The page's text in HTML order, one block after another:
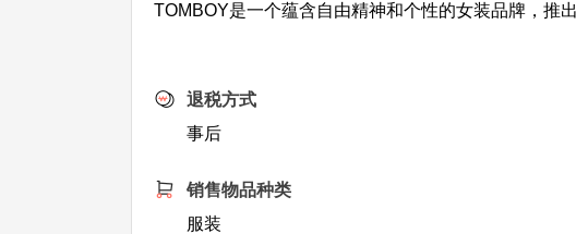
TOMBOY是一个蕴含自由精神和个性的女装品牌，推
退税方式
事后
销售物品种类
服装